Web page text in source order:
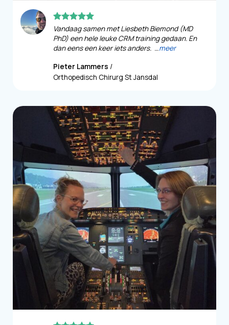
Vandaag samen met Liesbeth Biemond (MD
PhD) een hele leuke CRM training gedaan. En
dan eens een keer iets anders. …meer
Pieter Lammers /
Orthopedisch Chirurg St Jansdal